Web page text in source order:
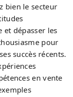
bien le secteur
et dépasser les
pour
succès récents.
en vente